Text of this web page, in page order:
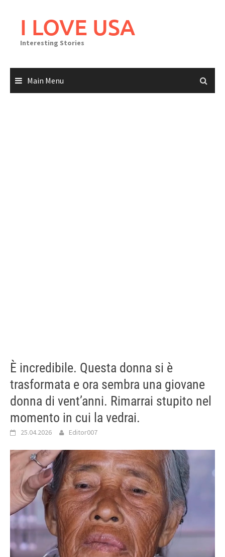
I LOVE USA
Interesting Stories
Main Menu
È incredibile. Questa donna si è
trasformata e ora sembra una giovane
donna di vent’anni. Rimarrai stupito nel
momento in cui la vedrai.
25.04.2026 Editor007